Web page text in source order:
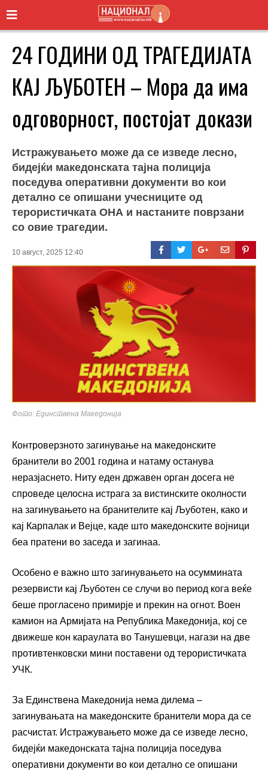
24 ГОДИНИ ОД ТРАГЕДИЈАТА
КАЈ ЉУБОТЕН – Мора да има
одговорност, постојат докази
Истражувањето може да се изведе лесно,
бидејќи македонската тајна полиција
поседува оперативни документи во кои
детално се опишани учесниците од
терористичката ОНА и настаните поврзани
со овие трагедии.
10 август, 2025 12:40
Фото: Единствена Македонија
Контроверзното загинување на македонските
бранители во 2001 година и натаму останува
неразјаснето. Ниту еден државен орган досега не
спроведе целосна истрага за вистинските околности
на загинувањето на бранителите кај Љуботен, како и
кај Карпалак и Вејце, каде што македонските војници
беа пратени во заседа и загинаа.
Особено е важно што загинувањето на осуммината
резервисти кај Љуботен се случи во период кога веќе
беше прогласено примирје и прекин на огнот. Воен
камион на Армијата на Република Македонија, кој се
движеше кон караулата во Танушевци, нагази на две
противтенковски мини поставени од терористичката
УЧК.
За Единствена Македонија нема дилема –
загинувањата на македонските бранители мора да се
расчистат. Истражувањето може да се изведе лесно,
бидејќи македонската тајна полиција поседува
оперативни документи во кои детално се опишани